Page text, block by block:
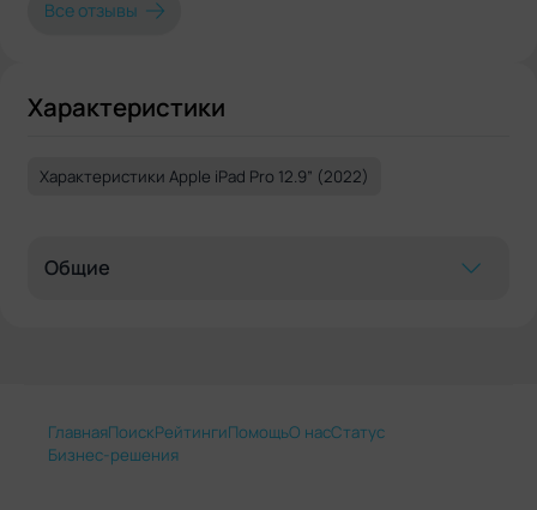
использую как второй
MacBook Pro 14 M1 +
и альтернатив, толком,
Все отзывы
Характеристики
Характеристики Apple iPad Pro 12.9” (2022)
Общие
ГлавнаяПоискРейтингиПомощьО насСтатус
Бизнес-решения